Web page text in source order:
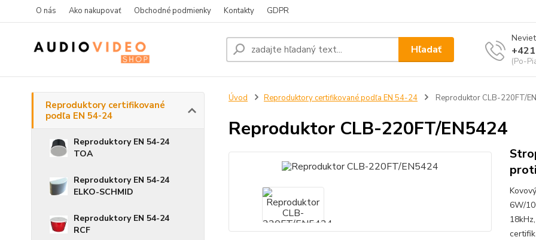
O nás Ako nakupovať Obchodné podmienky Kontakty GDPR
Hľadať
(Po-
Reproduktory certifikované
podľa EN 54-24
Reproduktory EN 54-24
TOA
Reproduktory EN 54-24
ELKO-SCHMID
Reproduktory EN 54-24
RCF
Úvod Reproduktory certifikované podľa EN 54-24 Reproduktor CLB-220FT/
Reproduktor CLB-220FT/EN5424
6W/